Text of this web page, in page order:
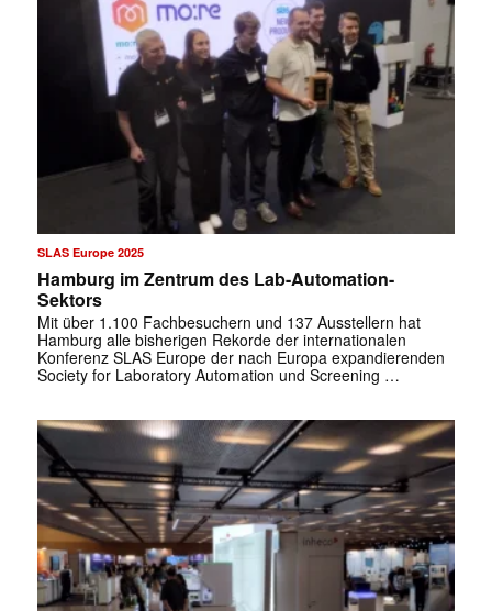
SLAS Europe 2025
Hamburg im Zentrum des Lab-Automation-
Sektors
Mit über 1.100 Fachbesuchern und 137 Ausstellern hat
Hamburg alle bisherigen Rekorde der internationalen
Konferenz SLAS Europe der nach Europa expandierenden
Society for Laboratory Automation und Screening …